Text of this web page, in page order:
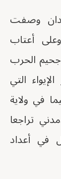
وصفت
أعتاب
جحيم الحرب
التي
في ولاية
تراجعا
في أعداد